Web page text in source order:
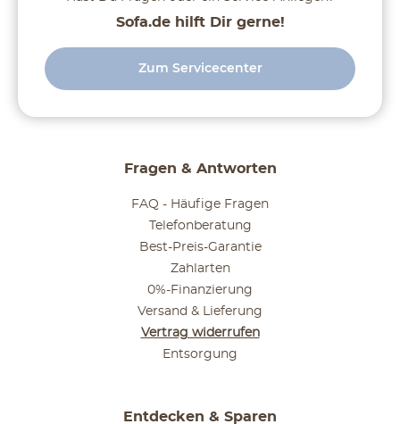
Fragen & Antworten
FAQ - Häufige Fragen
Telefonberatung
Best-Preis-Garantie
Zahlarten
0%-Finanzierung
Versand & Lieferung
Vertrag widerrufen
Entsorgung
Entdecken & Sparen
Sofa.de hilft Dir gerne!
Zum Servicecenter